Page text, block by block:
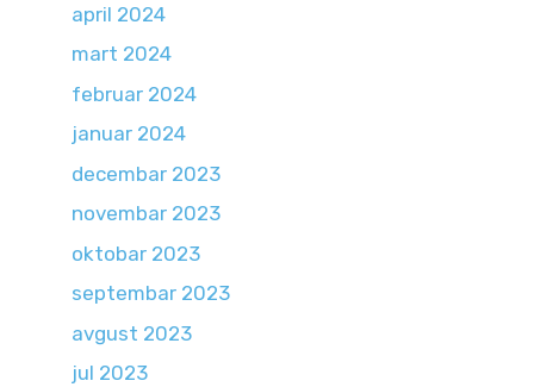
april 2024
mart 2024
februar 2024
januar 2024
decembar 2023
novembar 2023
oktobar 2023
septembar 2023
avgust 2023
jul 2023